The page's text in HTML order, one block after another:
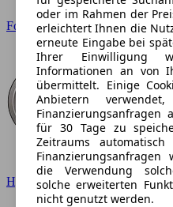
Ford
Hyundai
oder im Rahmen der
erleichtert Ihnen die
erneute Eingabe bei
Ihrer Einwilligung
Informationen an von
übermittelt. Einige
Anbietern
Finanzierungsanfragen
für 30 Tage zu
Zeitraums
Finanzierungsanfragen
die Verwendung
solche erweiterten
nicht genutzt werden.